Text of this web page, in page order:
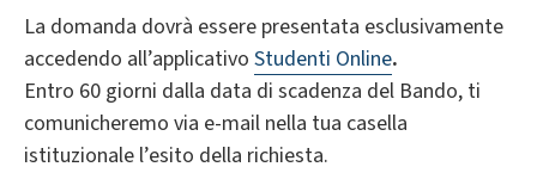
La domanda dovrà essere presentata esclusivamente
accedendo all’applicativo Studenti Online.
Entro 60 giorni dalla data di scadenza del Bando, ti
comunicheremo via e-mail nella tua casella
istituzionale l’esito della richiesta.